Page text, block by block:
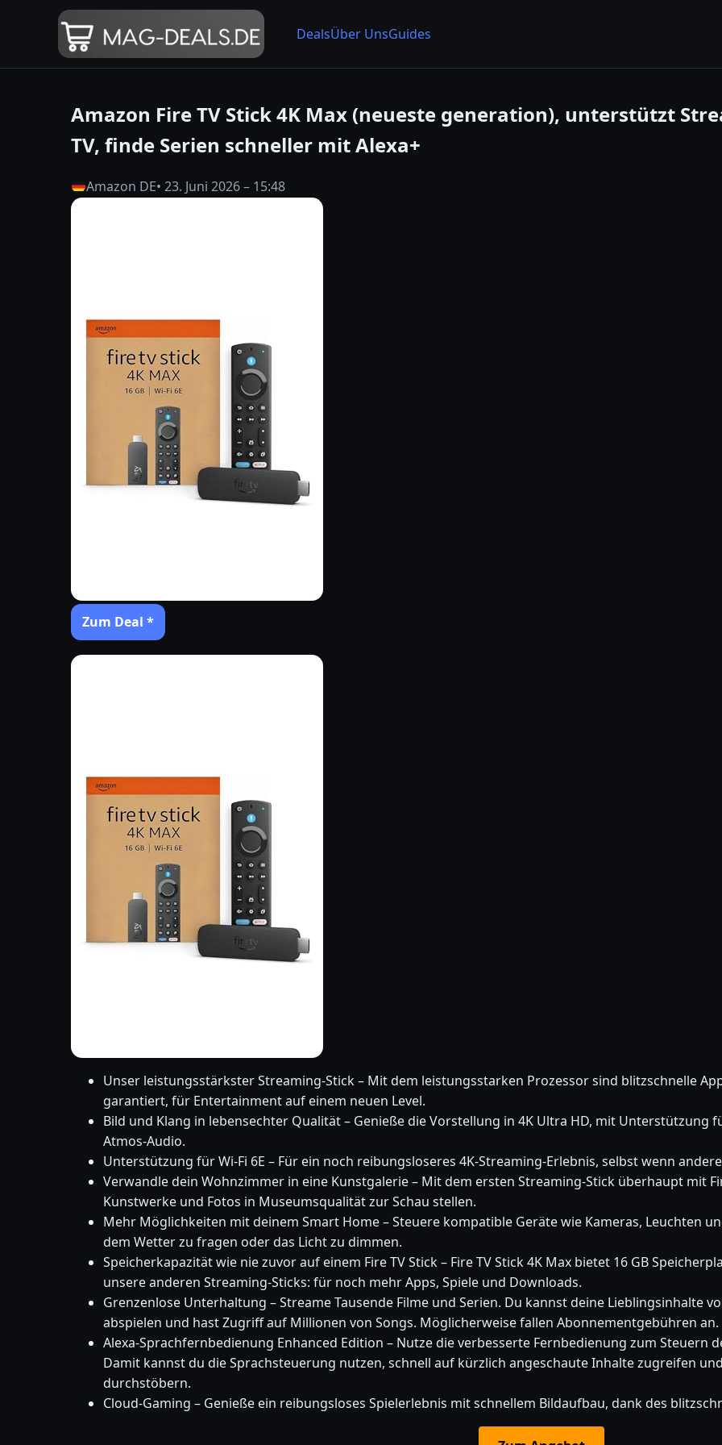
DealsÜber UnsGuides
Amazon Fire TV Stick 4K Max (neueste generation), unterstützt
TV, finde Serien schneller mit Alexa+
Amazon DE• 23. Juni 2026 – 15:48
Zum Deal *
Unser leistungsstärkster Streaming-Stick – Mit dem leistungsstarken Prozessor sind blitzschnelle
garantiert, für Entertainment auf einem neuen Level.
Bild und Klang in lebensechter Qualität – Genieße die Vorstellung in 4K Ultra HD, mit Unterstützung
Atmos-Audio.
Unterstützung für Wi-Fi 6E – Für ein noch reibungsloseres 4K-Streaming-Erlebnis, selbst wenn
Verwandle dein Wohnzimmer in eine Kunstgalerie – Mit dem ersten Streaming-Stick überhaupt mit
Kunstwerke und Fotos in Museumsqualität zur Schau stellen.
Mehr Möglichkeiten mit deinem Smart Home – Steuere kompatible Geräte wie Kameras, Leuchten
dem Wetter zu fragen oder das Licht zu dimmen.
Speicherkapazität wie nie zuvor auf einem Fire TV Stick – Fire TV Stick 4K Max bietet 16 GB
unsere anderen Streaming-Sticks: für noch mehr Apps, Spiele und Downloads.
Grenzenlose Unterhaltung – Streame Tausende Filme und Serien. Du kannst deine Lieblingsinhalte
abspielen und hast Zugriff auf Millionen von Songs. Möglicherweise fallen Abonnementgebühren an.
Alexa-Sprachfernbedienung Enhanced Edition – Nutze die verbesserte Fernbedienung zum Steuern
Damit kannst du die Sprachsteuerung nutzen, schnell auf kürzlich angeschaute Inhalte zugreifen
durchstöbern.
Cloud-Gaming – Genieße ein reibungsloses Spielerlebnis mit schnellem Bildaufbau, dank des